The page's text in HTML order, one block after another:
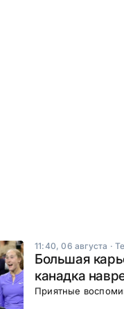
11:40, 06 августа ·
Большая
канадка
Приятные